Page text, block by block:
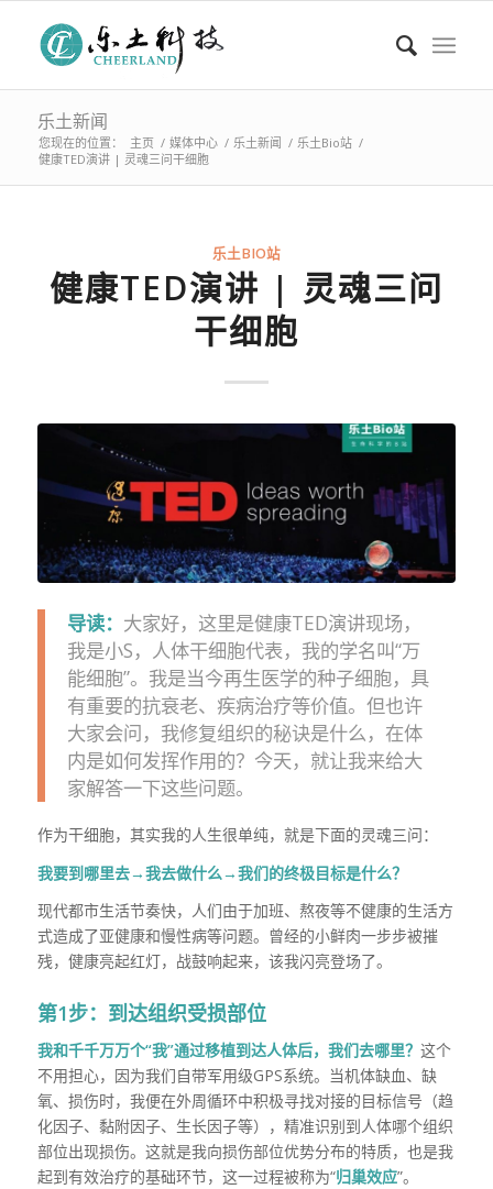
乐土新闻
您现在的位置： 主页 / 媒体中心 / 乐土新闻 / 乐土Bio站 /
健康TED演讲 | 灵魂三问干细胞
乐土BIO站
健康TED演讲 | 灵魂三问
干细胞
​导读： 大家好，这里是健康TED演讲现场，
我是小S，人体干细胞代表，我的学名叫“万
能细胞”。我是当今再生医学的种子细胞，具
有重要的抗衰老、疾病治疗等价值。但也许
大家会问，我修复组织的秘诀是什么，在体
内是如何发挥作用的？今天，就让我来给大
家解答一下这些问题。
作为干细胞，其实我的人生很单纯，就是下面的灵魂三问：
我要到哪里去→我去做什么→我们的终极目标是什么？
现代都市生活节奏快，人们由于加班、熬夜等不健康的生活方
式造成了亚健康和慢性病等问题。曾经的小鲜肉一步步被摧
残，健康亮起红灯，战鼓响起来，该我闪亮登场了。
第1步：到达组织受损部位
我和千千万万个“我”通过移植到达人体后，我们去哪里？ 这个
不用担心，因为我们自带军用级GPS系统。当机体缺血、缺
氧、损伤时，我便在外周循环中积极寻找对接的目标信号（趋
化因子、黏附因子、生长因子等），精准识别到人体哪个组织
部位出现损伤。这就是我向损伤部位优势分布的特质，也是我
起到有效治疗的基础环节，这一过程被称为“归巢效应”。